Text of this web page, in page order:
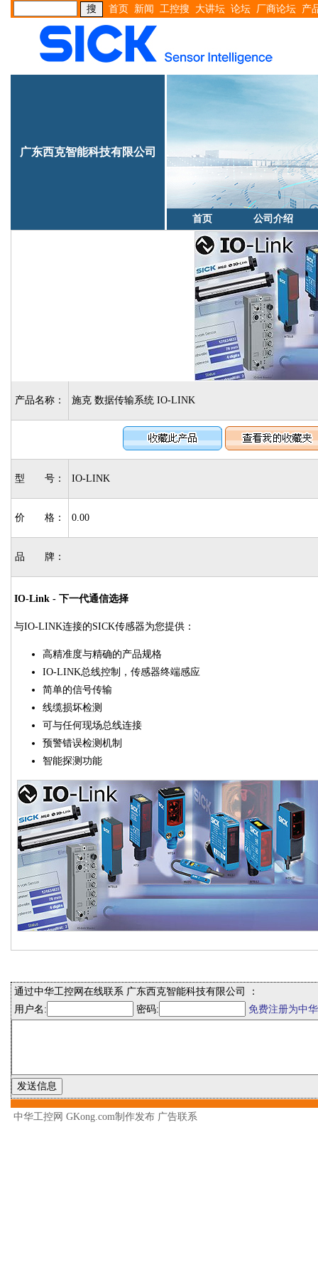
首页 新闻 工控搜 大讲坛 论坛 厂商论坛 产
广东西克智能科技有限公司
首页 公司介绍
产品名称： 施克 数据传输系统 IO-LINK
型 号： IO-LINK
价 格： 0.00
品 牌：
IO-Link - 下一代通信选择
与IO-LINK连接的SICK传感器为您提供：
高精准度与精确的产品规格
IO-LINK总线控制，传感器终端感应
简单的信号传输
线缆损坏检测
可与任何现场总线连接
预警错误检测机制
智能探测功能
通过中华工控网在线联系 广东西克智能科技有限公司 ：
用户名:
密码: 免费注册为中
中华工控网 GKong.com制作发布 广告联系